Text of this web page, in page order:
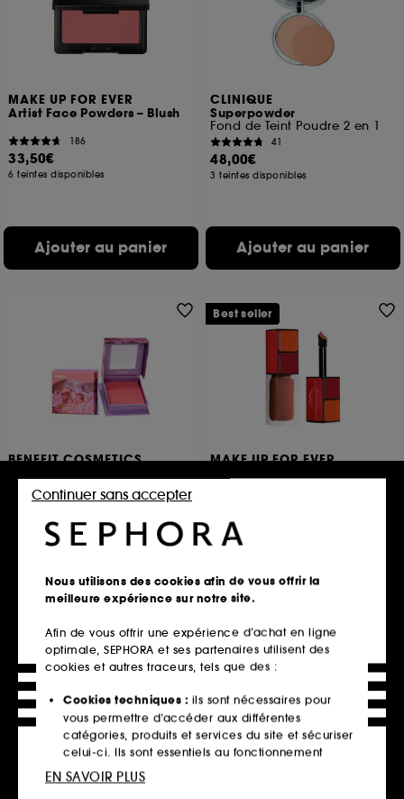
MAKE UP FOR EVER
Artist Face Powders – Blush
186
33,50€
6 teintes disponibles
Ajouter au panier
CLINIQUE
Superpowder
Fond de Teint Poudre 2 en 1
41
48,00€
3 teintes disponibles
Ajouter au panier
BENEFIT COSMETICS
556
À partir de
23,00€
2 teintes disponibles
Ajouter au panier
MAKE UP FOR EVER
33,00€
9 teintes disponibles
Ajouter au panier
Best seller
Hot on social
Nous utilisons des cookies afin de vous offrir la
meilleure expérience sur notre site.
Afin de vous offrir une expérience d’achat en ligne
optimale, SEPHORA et ses partenaires utilisent des
cookies et autres traceurs, tels que des :
Cookies techniques : ils sont nécessaires pour
vous permettre d’accéder aux différentes
catégories, produits et services du site et sécuriser
celui-ci. Ils sont essentiels au fonctionnement
technique du site et ne peuvent être désactivés.
Continuer sans accepter
EN SAVOIR PLUS